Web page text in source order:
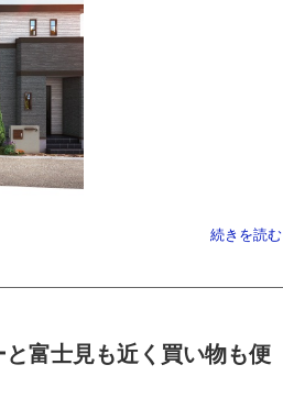
続きを読む
富士見も近く買い物も便